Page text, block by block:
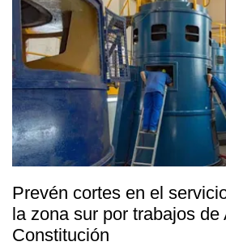
Prevén cortes en el
la zona sur por trabajos de
Constitución